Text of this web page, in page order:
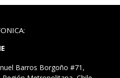
Barros Borgoño #71,